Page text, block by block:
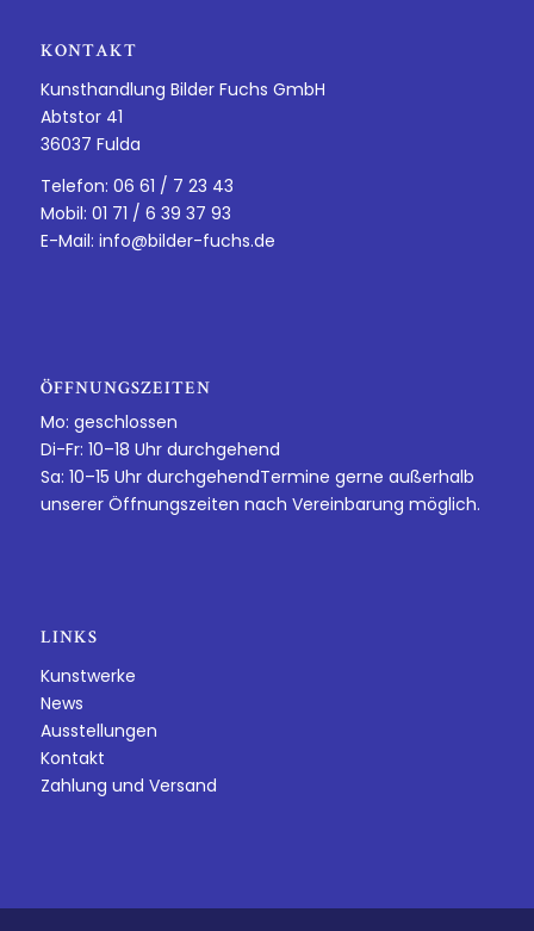
KONTAKT
Kunsthandlung Bilder Fuchs GmbH
Abtstor 41
36037 Fulda
Telefon: 06 61 / 7 23 43
Mobil: 01 71 / 6 39 37 93
E-Mail: info@bilder-fuchs.de
ÖFFNUNGSZEITEN
Mo: geschlossen
Di-Fr: 10–18 Uhr durchgehend
Sa: 10–15 Uhr durchgehendTermine gerne außerhalb
unserer Öffnungszeiten nach Vereinbarung möglich.
LINKS
Kunstwerke
News
Ausstellungen
Kontakt
Zahlung und Versand